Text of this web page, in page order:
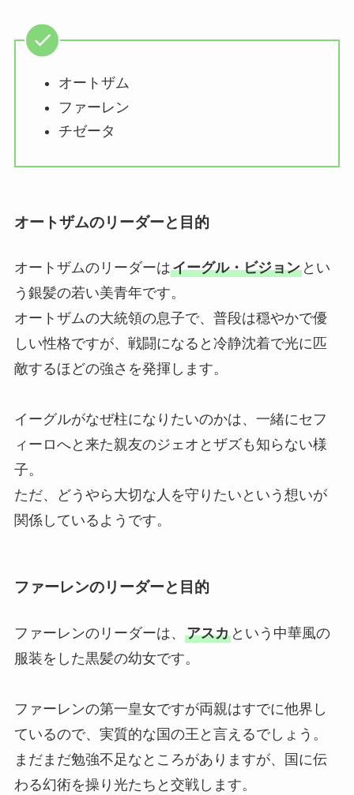
オートザム
ファーレン
チゼータ
オートザムのリーダーと目的
オートザムのリーダーはイーグル・ビジョンとい
う銀髪の若い美青年です。
オートザムの大統領の息子で、普段は穏やかで優
しい性格ですが、戦闘になると冷静沈着で光に匹
敵するほどの強さを発揮します。
イーグルがなぜ柱になりたいのかは、一緒にセフ
ィーロへと来た親友のジェオとザズも知らない様
子。
ただ、どうやら大切な人を守りたいという想いが
関係しているようです。
ファーレンのリーダーと目的
ファーレンのリーダーは、 アスカという中華風の
服装をした黒髪の幼女です。
ファーレンの第一皇女ですが両親はすでに他界し
ているので、実質的な国の王と言えるでしょう。
まだまだ勉強不足なところがありますが、国に伝
わる幻術を操り光たちと交戦します。